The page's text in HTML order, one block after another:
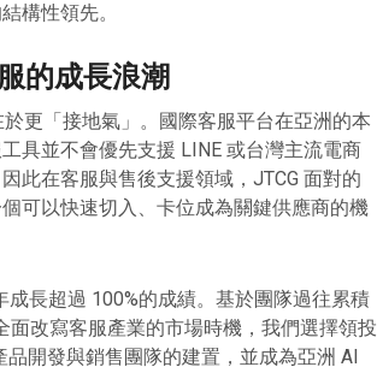
構性領先。
的成長浪潮
更「接地氣」。國際客服平台在亞洲的本
具並不會優先支援 LINE 或台灣主流電商
此在客服與售後支援領域，JTCG 面對的
可以快速切入、卡位成為關鍵供應商的機
長超過 100%的成績。基於團隊過往累積
改寫客服產業的市場時機，我們選擇領投
品開發與銷售團隊的建置，並成為亞洲 AI